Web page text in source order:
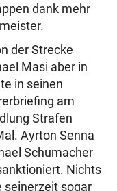
dank mehr
der Strecke
Masi aber in
in seinen
am
Strafen
Ayrton Senna
Schumacher
Nichts
seinerzeit sogar